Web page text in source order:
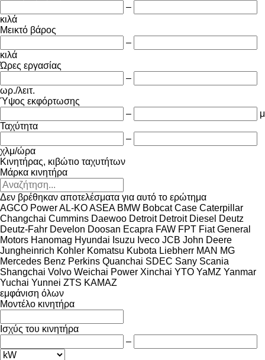
–
κιλά
Μεικτό βάρος
–
κιλά
Ώρες εργασίας
–
ωρ./λειτ.
Ύψος εκφόρτωσης
–
μ
Ταχύτητα
–
χλμ/ώρα
Κινητήρας, κιβώτιο ταχυτήτων
Μάρκα κινητήρα
Δεν βρέθηκαν αποτελέσματα για αυτό το ερώτημα
AGCO PowerAL-KOASEA BMW Bobcat Case Caterpillar
Changchai Cummins Daewoo Detroit Detroit Diesel Deutz
Deutz-Fahr Develon Doosan Ecapra FAW FPT Fiat General
Motors Hanomag Hyundai Isuzu Iveco JCB John Deere
Jungheinrich Kohler Komatsu Kubota Liebherr MAN MG
Mercedes Benz Perkins Quanchai SDEC Sany Scania
Shangchai Volvo Weichai Power Xinchai YTO YaMZ Yanmar
Yuchai Yunnei ZTS ΚΑΜΑΖ
εμφάνιση όλων
Μοντέλο κινητήρα
Ισχύς του κινητήρα
–